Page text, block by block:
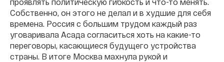
проявлять политическую гибкость и что-то менять.
Собственно, он этого не делал и в худшие для себя
времена. Россия с большим трудом каждый раз
уговаривала Асада согласиться хоть на какие-то
переговоры, касающиеся будущего устройства
страны. В итоге Москва махнула рукой и